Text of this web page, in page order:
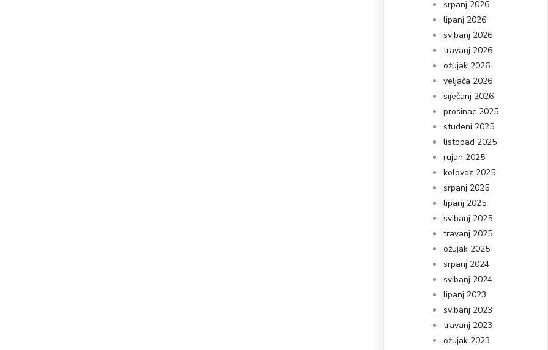
srpanj 2026
lipanj 2026
svibanj 2026
travanj 2026
ožujak 2026
veljača 2026
siječanj 2026
prosinac 2025
studeni 2025
listopad 2025
rujan 2025
kolovoz 2025
srpanj 2025
lipanj 2025
svibanj 2025
travanj 2025
ožujak 2025
srpanj 2024
svibanj 2024
lipanj 2023
svibanj 2023
travanj 2023
ožujak 2023